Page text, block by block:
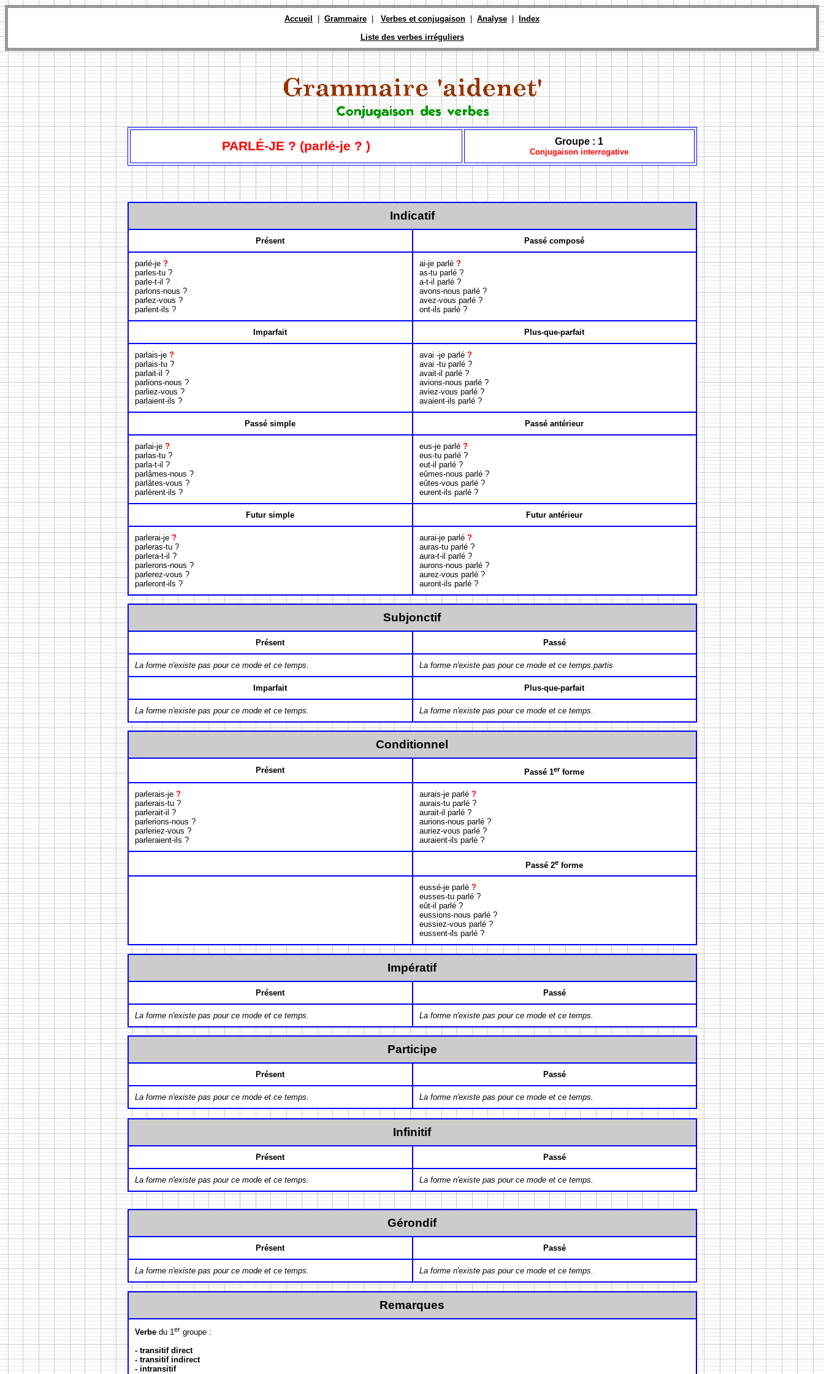
Accueil Grammaire Verbes et conjugaison Analyse
Index
Liste des verbes irréguliers
PARLÉ-JE ? (parlé-je ? ) Groupe : 1
Conjugaison interrogative
Indicatif
Présent Passé composé
parlé-je ?
parles-tu ?
parle-t-il ?
parlons-nous ?
parlez-vous ?
parlent-ils ?
ai-je parlé ?
as-tu parlé ?
a-t-il parlé ?
avons-nous parlé ?
avez-vous parlé ?
ont-ils parlé ?
Imparfait Plus-que-parfait
parlais-je ?
parlais-tu ?
parlait-il ?
parlions-nous ?
parliez-vous ?
parlaient-ils ?
avai -je parlé ?
avai -tu parlé ?
avait-il parlé ?
avions-nous parlé ?
aviez-vous parlé ?
avaient-ils parlé ?
Passé simple Passé antérieur
parlai-je ?
parlas-tu ?
parla-t-il ?
parlâmes-nous ?
parlâtes-vous ?
parlèrent-ils ?
eus-je parlé ?
eus-tu parlé ?
eut-il parlé ?
eûmes-nous parlé ?
eûtes-vous parlé ?
eurent-ils parlé ?
Futur simple Futur antérieur
parlerai-je ?
parleras-tu ?
parlera-t-il ?
parlerons-nous ?
parlerez-vous ?
parleront-ils ?
aurai-je parlé ?
auras-tu parlé ?
aura-t-il parlé ?
aurons-nous parlé ?
aurez-vous parlé ?
auront-ils parlé ?
Subjonctif
Présent Passé
La forme n'existe pas pour ce mode et ce temps. La forme n'existe pas pour ce mode et ce temps.partis
Imparfait Plus-que-parfait
La forme n'existe pas pour ce mode et ce temps. La forme n'existe pas pour ce mode et ce temps.
Conditionnel
Présent Passé 1erforme
parlerais-je ?
parlerais-tu ?
parlerait-il ?
parlerions-nous ?
parleriez-vous ?
parleraient-ils ?
aurais-je parlé ?
aurais-tu parlé ?
aurait-il parlé ?
aurions-nous parlé ?
auriez-vous parlé ?
auraient-ils parlé ?
Passé 2e forme
eussé-je parlé?
eusses-tu parlé ?
eût-il parlé ?
eussions-nous parlé ?
eussiez-vous parlé ?
eussent-ils parlé ?
Impératif
Présent Passé
La forme n'existe pas pour ce mode et ce temps. La forme n'existe pas pour ce mode et ce temps.
Participe
Présent Passé
La forme n'existe pas pour ce mode et ce temps. La forme n'existe pas pour ce mode et ce temps.
Infinitif
Présent Passé
La forme n'existe pas pour ce mode et ce temps. La forme n'existe pas pour ce mode et ce temps.
Gérondif
Présent Passé
La forme n'existe pas pour ce mode et ce temps. La forme n'existe pas pour ce mode et ce temps.
Remarques
Verbe du 1er groupe :
- transitif direct
- transitif indirect
- intransitif